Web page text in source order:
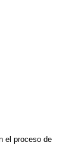
el proceso de